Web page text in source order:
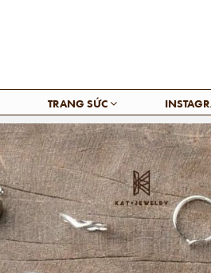
TRANG SỨC